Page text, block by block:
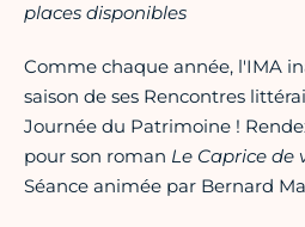
places disponibles
Comme chaque année, l'IMA
saison de ses Rencontres
Journée du Patrimoine !
pour son roman Le Caprice de
Séance animée par Bernard